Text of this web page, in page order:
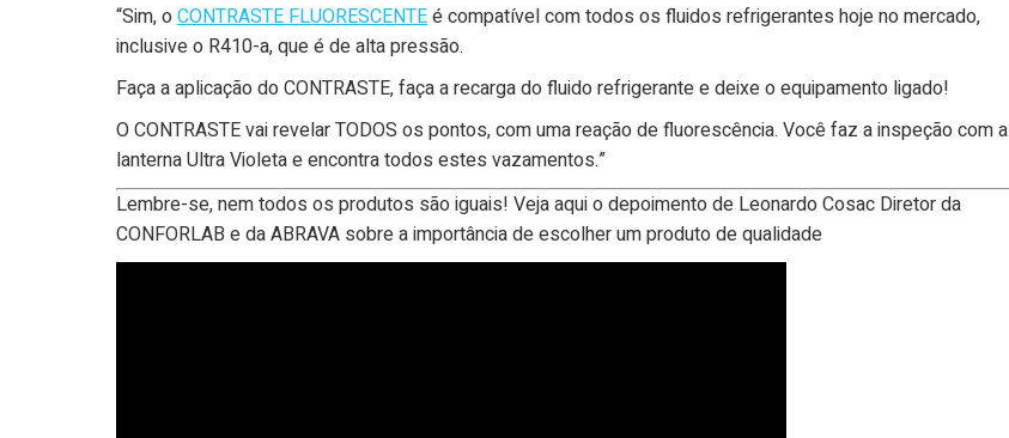
“Sim, oCONTRASTE FLUORESCENTEé compatível com todos os fluidos refrigerantes hoje no mercado,
inclusive o R410-a, que é de alta pressão.
Faça a aplicação do CONTRASTE, faça a recarga do fluido refrigerante e deixe o equipamento ligado!
O CONTRASTE vai revelar TODOS os pontos, com uma reação de fluorescência. Você faz a inspeção com a
lanterna Ultra Violeta e encontra todos estes vazamentos.”
Lembre-se, nem todos os produtos são iguais! Veja aqui o depoimento de Leonardo Cosac Diretor da
CONFORLAB e da ABRAVA sobre a importância de escolher um produto de qualidade